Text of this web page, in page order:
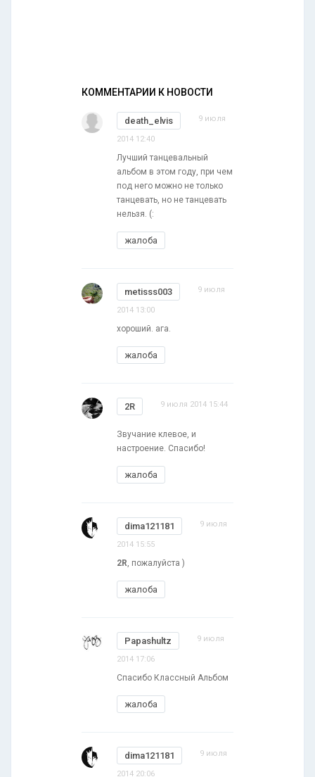
КОММЕНТАРИИ К НОВОСТИ
death_elvis 9 июля
2014 12:40
Лучший танцевальный
альбом в этом году, при чем
под него можно не только
танцевать, но не танцевать
нельзя. (:
жалоба
metisss003 9 июля
2014 13:00
хороший. ага.
жалоба
2R 9 июля 2014 15:44
Звучание клевое, и
настроение. Спасибо!
жалоба
dima121181 9 июля
2014 15:55
2R, пожалуйста )
жалоба
Papashultz 9 июля
2014 17:06
Спасибо Классный Альбом
жалоба
dima121181 9 июля
2014 20:06